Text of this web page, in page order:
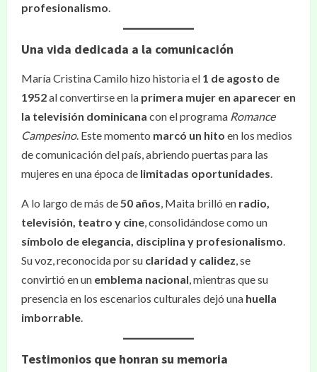
profesionalismo.
Una vida dedicada a la comunicación
María Cristina Camilo hizo historia el 1 de agosto de
1952al convertirse en la primera mujer en aparecer en
la televisión dominicana con el programa Romance
Campesino. Este momento marcó un hito en los medios
de comunicación del país, abriendo puertas para las
mujeres en una época de limitadas oportunidades.
A lo largo de más de50 años, Maita brilló en radio,
televisión, teatro y cine, consolidándose como un
símbolo de elegancia, disciplina y profesionalismo.
Su voz, reconocida por su claridad y calidez, se
convirtió en un emblema nacional, mientras que su
presencia en los escenarios culturales dejó una huella
imborrable.
Testimonios que honran su memoria